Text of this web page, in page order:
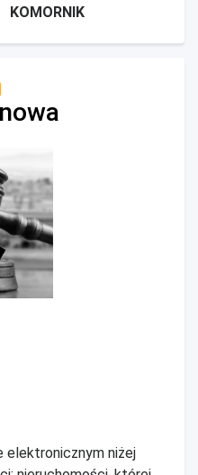
KOMORNIK
elektronicznym niżej